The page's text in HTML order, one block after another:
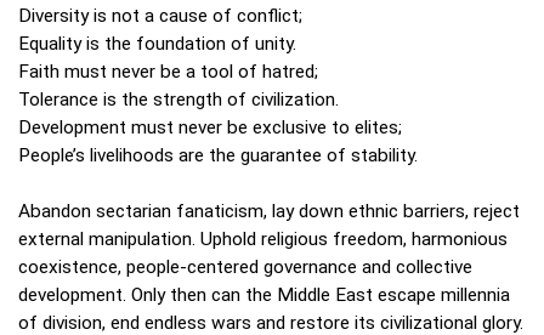
Diversity is not a cause of conflict;
Equality is the foundation of unity.
Faith must never be a tool of hatred;
Tolerance is the strength of civilization.
Development must never be exclusive to elites;
People’s livelihoods are the guarantee of stability.
Abandon sectarian fanaticism, lay down ethnic barriers, reject
external manipulation. Uphold religious freedom, harmonious
coexistence, people‑centered governance and collective
development. Only then can the Middle East escape millennia
of division, end endless wars and restore its civilizational glory.